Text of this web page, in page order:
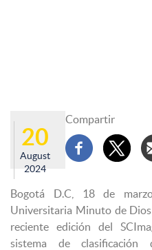
20
August
2024
Compartir
Bogotá D.C, 18 de
Universitaria Minuto de
reciente edición del
sistema de clasificación